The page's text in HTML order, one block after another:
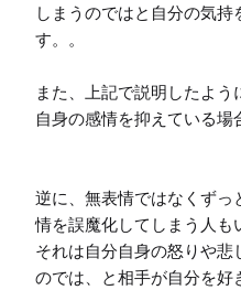
しまうのではと自分の気
す。。
また、上記で説明したよ
自身の感情を抑えている場
逆に、無表情ではなくず
情を誤魔化してしまう人も
それは自分自身の怒りや
のでは、と相手が自分を好